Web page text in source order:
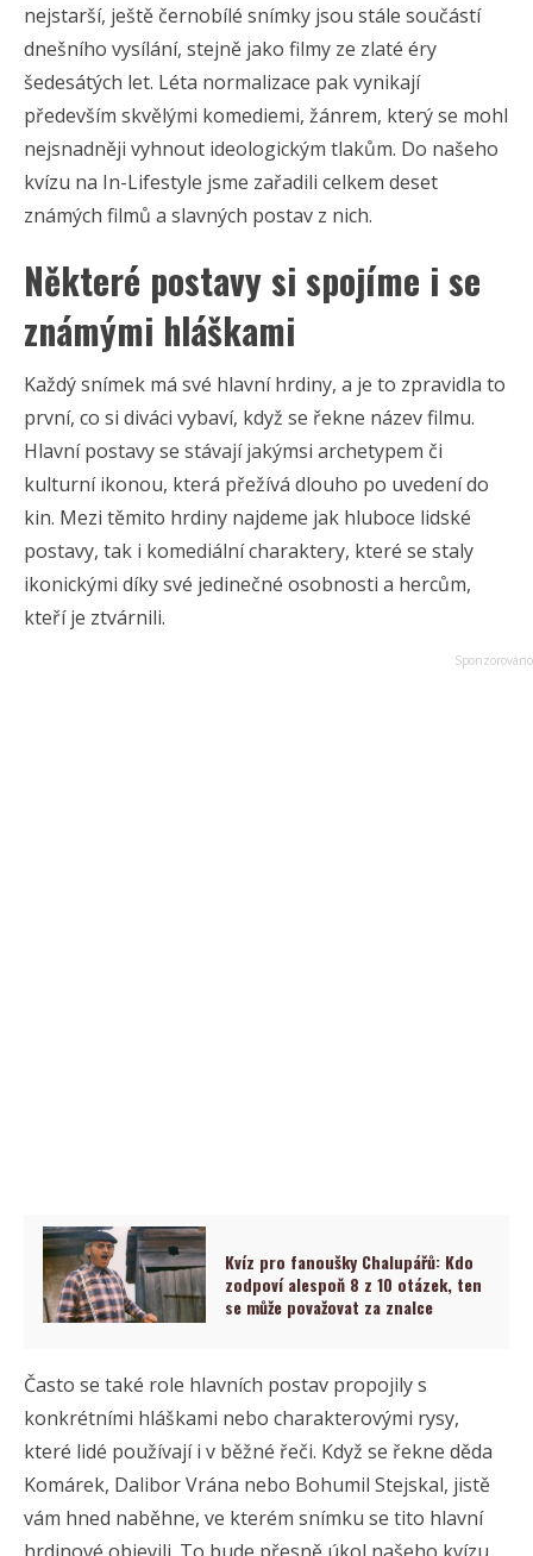
nejstarší, ještě černobílé snímky jsou stále součástí
dnešního vysílání, stejně jako filmy ze zlaté éry
šedesátých let. Léta normalizace pak vynikají
především skvělými komediemi, žánrem, který se mohl
nejsnadněji vyhnout ideologickým tlakům. Do našeho
kvízu na In-Lifestyle jsme zařadili celkem deset
známých filmů a slavných postav z nich.
Některé postavy si spojíme i se
známými hláškami
Každý snímek má své hlavní hrdiny, a je to zpravidla to
první, co si diváci vybaví, když se řekne název filmu.
Hlavní postavy se stávají jakýmsi archetypem či
kulturní ikonou, která přežívá dlouho po uvedení do
kin. Mezi těmito hrdiny najdeme jak hluboce lidské
postavy, tak i komediální charaktery, které se staly
ikonickými díky své jedinečné osobnosti a hercům,
kteří je ztvárnili.
Kvíz pro fanoušky Chalupářů: Kdo
zodpoví alespoň 8 z 10 otázek, ten
se může považovat za znalce
Často se také role hlavních postav propojily s
konkrétními hláškami nebo charakterovými rysy,
které lidé používají i v běžné řeči. Když se řekne děda
Komárek, Dalibor Vrána nebo Bohumil Stejskal, jistě
vám hned naběhne, ve kterém snímku se tito hlavní